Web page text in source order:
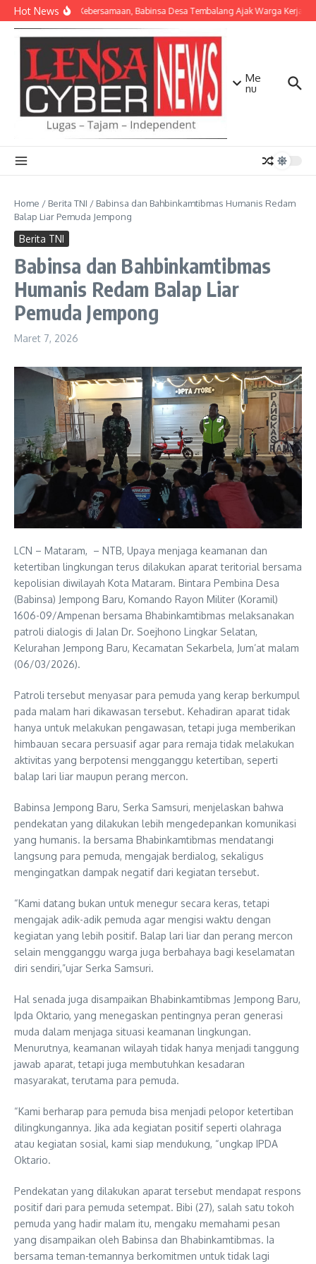
Lewati ke konten
Hot NewsPererat Kebersamaan, Babinsa Desa Tembalang Ajak Warga Kerja
Me
nu
Home / Berita TNI / Babinsa dan Bahbinkamtibmas Humanis Redam
Balap Liar Pemuda Jempong
Berita TNI
Babinsa dan Bahbinkamtibmas
Humanis Redam Balap Liar
Pemuda Jempong
Maret 7, 2026
LCN – Mataram, – NTB, Upaya menjaga keamanan dan
ketertiban lingkungan terus dilakukan aparat teritorial bersama
kepolisian diwilayah Kota Mataram. Bintara Pembina Desa
(Babinsa) Jempong Baru, Komando Rayon Militer (Koramil)
1606-09/Ampenan bersama Bhabinkamtibmas melaksanakan
patroli dialogis di Jalan Dr. Soejhono Lingkar Selatan,
Kelurahan Jempong Baru, Kecamatan Sekarbela, Jum’at malam
(06/03/2026).
Patroli tersebut menyasar para pemuda yang kerap berkumpul
pada malam hari dikawasan tersebut. Kehadiran aparat tidak
hanya untuk melakukan pengawasan, tetapi juga memberikan
himbauan secara persuasif agar para remaja tidak melakukan
aktivitas yang berpotensi mengganggu ketertiban, seperti
balap lari liar maupun perang mercon.
Babinsa Jempong Baru, Serka Samsuri, menjelaskan bahwa
pendekatan yang dilakukan lebih mengedepankan komunikasi
yang humanis. Ia bersama Bhabinkamtibmas mendatangi
langsung para pemuda, mengajak berdialog, sekaligus
mengingatkan dampak negatif dari kegiatan tersebut.
“Kami datang bukan untuk menegur secara keras, tetapi
mengajak adik-adik pemuda agar mengisi waktu dengan
kegiatan yang lebih positif. Balap lari liar dan perang mercon
selain mengganggu warga juga berbahaya bagi keselamatan
diri sendiri,”ujar Serka Samsuri.
Hal senada juga disampaikan Bhabinkamtibmas Jempong Baru,
Ipda Oktario, yang menegaskan pentingnya peran generasi
muda dalam menjaga situasi keamanan lingkungan.
Menurutnya, keamanan wilayah tidak hanya menjadi tanggung
jawab aparat, tetapi juga membutuhkan kesadaran
masyarakat, terutama para pemuda.
“Kami berharap para pemuda bisa menjadi pelopor ketertiban
dilingkungannya. Jika ada kegiatan positif seperti olahraga
atau kegiatan sosial, kami siap mendukung, “ungkap IPDA
Oktario.
Pendekatan yang dilakukan aparat tersebut mendapat respons
positif dari para pemuda setempat. Bibi (27), salah satu tokoh
pemuda yang hadir malam itu, mengaku memahami pesan
yang disampaikan oleh Babinsa dan Bhabinkamtibmas. Ia
bersama teman-temannya berkomitmen untuk tidak lagi